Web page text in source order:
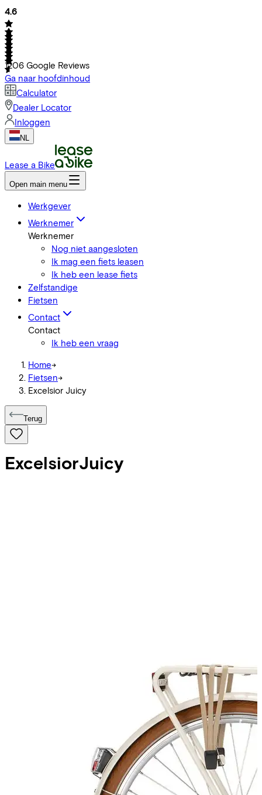
4.6
1206 Google Reviews
Ga naar hoofdinhoud
Calculator
Dealer Locator
Inloggen
NL
Lease a Bike
Open main menu
Werkgever
Werknemer
Werknemer
Nog niet aangesloten
Ik mag een fiets leasen
Ik heb een lease fiets
Zelfstandige
Fietsen
Contact
Contact
Ik heb een vraag
Home->
Fietsen->
Excelsior Juicy
Terug
ExcelsiorJuicy